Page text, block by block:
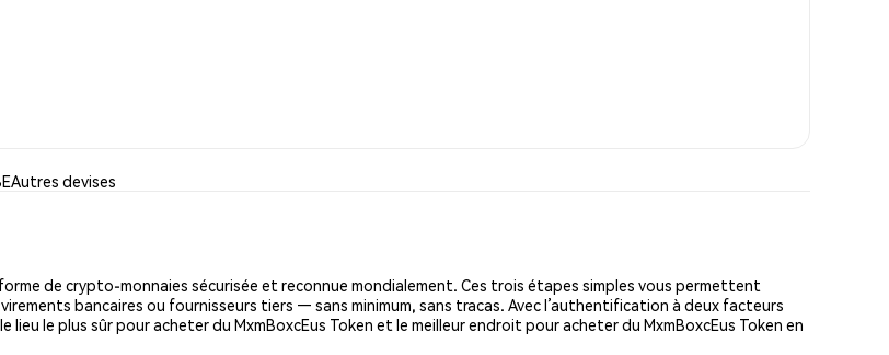
Autres devises
de crypto-monnaies sécurisée et reconnue mondialement. Ces trois étapes simples vous permettent
bancaires ou fournisseurs tiers — sans minimum, sans tracas. Avec l’authentification à deux facteurs
le plus sûr pour acheter du MxmBoxcEus Token et le meilleur endroit pour acheter du MxmBoxcEus Token en